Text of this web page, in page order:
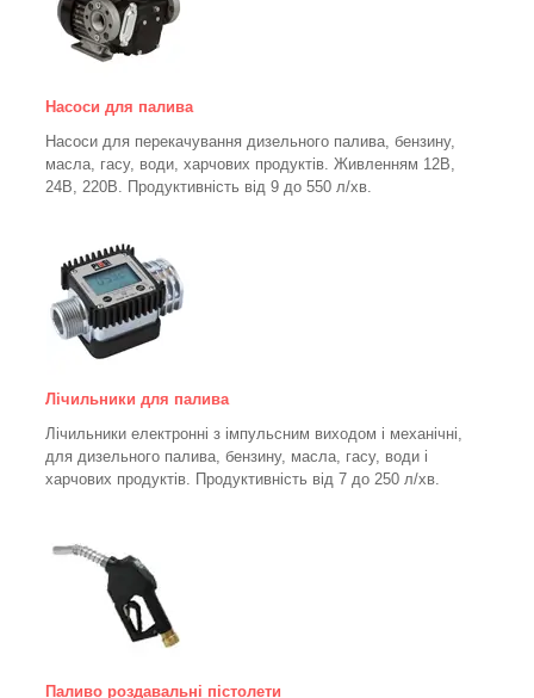
Насоси для палива
Насоси для перекачування дизельного палива, бензину,
масла, гасу, води, харчових продуктів. Живленням 12В,
24В, 220В. Продуктивність від 9 до 550 л/хв.
Лічильники для палива
Лічильники електронні з імпульсним виходом і механічні,
для дизельного палива, бензину, масла, гасу, води і
харчових продуктів. Продуктивність від 7 до 250 л/хв.
Паливо роздавальні пістолети